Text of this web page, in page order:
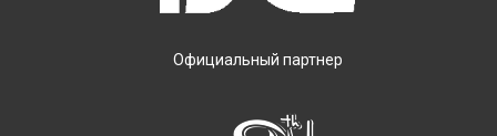
Официальный партнер